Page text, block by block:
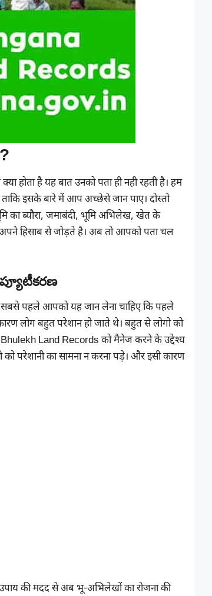
है यह बात उनको पता ही नही रहती है। हम
इसके बारे में आप अच्छेसे जान पाए। दोस्तो
का ब्यौरा, जमाबंदी, भूमि अभिलेख, खेत के
हिसाब से जोड़ते है। अब तो आपको पता चल
पहले आपको यह जान लेना चाहिए कि पहले
लोग बहुत परेशान हो जाते थे। बहुत से लोगो को
Bhulekh Land Records को मैनेज करने के उद्देश्य
परेशानी का सामना न करना पड़े। और इसी कारण
की मदद से अब भू-अभिलेखों का रोजना की